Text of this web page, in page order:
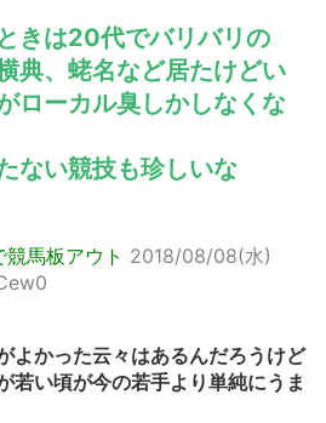
きは20代でバリバリの
典、蛯名など居たけどい
ローカル臭しかしなくな
ない競技も珍しいな
馬板アウト 2018/08/08(水)
よかった云々はあるんだろうけど
若い頃が今の若手より単純にうま